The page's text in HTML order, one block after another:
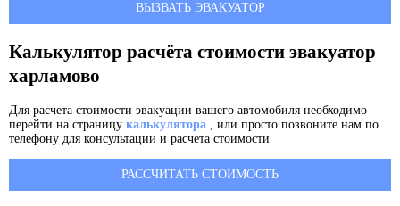
ВЫЗВАТЬ ЭВАКУАТОР
Калькулятор расчёта стоимости эвакуатор
харламово
Для расчета стоимости эвакуации вашего автомобиля необходимо
перейти на страницу калькулятора , или просто позвоните нам по
телефону для консультации и расчета стоимости
РАССЧИТАТЬ СТОИМОСТЬ